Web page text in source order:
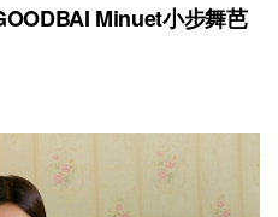
Minuet小步舞芭